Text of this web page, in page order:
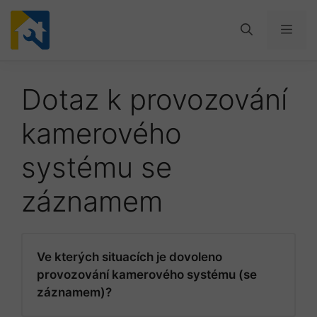
Přeskočit
obsah
Dotaz k provozování
kamerového
systému se
záznamem
Ve kterých situacích je dovoleno
provozování kamerového systému (se
záznamem)?